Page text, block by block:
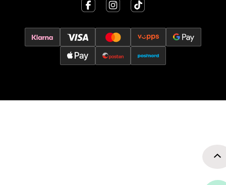
Fredrikstad - Østfoldhallene
Dikeveien 28, 1661 Fredrikstad
Åpent i dag 10-20